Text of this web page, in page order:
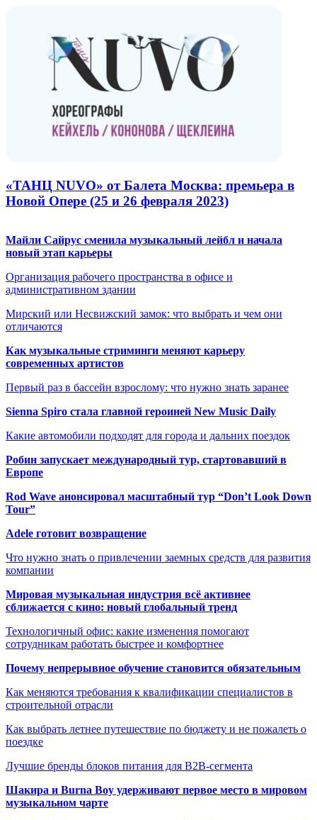
«ТАНЦ NUVO» от Балета Москва: премьера в
Новой Опере (25 и 26 февраля 2023)
Майли Сайрус сменила музыкальный лейбл и начала
новый этап карьеры
Организация рабочего пространства в офисе и
административном здании
Мирский или Несвижский замок: что выбрать и чем они
отличаются
Как музыкальные стриминги меняют карьеру
современных артистов
Первый раз в бассейн взрослому: что нужно знать заранее
Sienna Spiro стала главной героиней New Music Daily
Какие автомобили подходят для города и дальних поездок
Робин запускает международный тур, стартовавший в
Европе
Rod Wave анонсировал масштабный тур “Don’t Look Down
Tour”
Adele готовит возвращение
Что нужно знать о привлечении заемных средств для развития
компании
Мировая музыкальная индустрия всё активнее
сближается с кино: новый глобальный тренд
Технологичный офис: какие изменения помогают
сотрудникам работать быстрее и комфортнее
Почему непрерывное обучение становится обязательным
Как меняются требования к квалификации специалистов в
строительной отрасли
Как выбрать летнее путешествие по бюджету и не пожалеть о
поездке
Лучшие бренды блоков питания для B2B-сегмента
Шакира и Burna Boy удерживают первое место в мировом
музыкальном чарте